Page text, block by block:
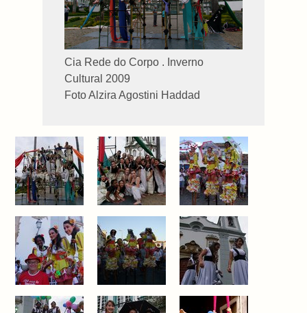
Cia Rede do Corpo . Inverno
Cultural 2009
Foto Alzira Agostini Haddad